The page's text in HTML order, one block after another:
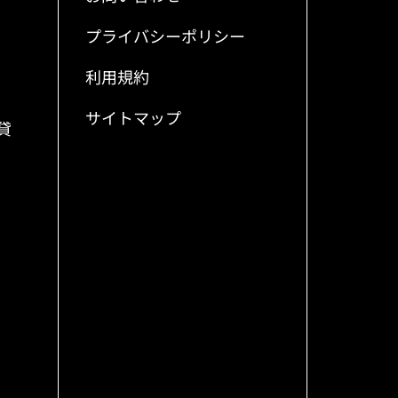
プライバシーポリシー
利用規約
サイトマップ